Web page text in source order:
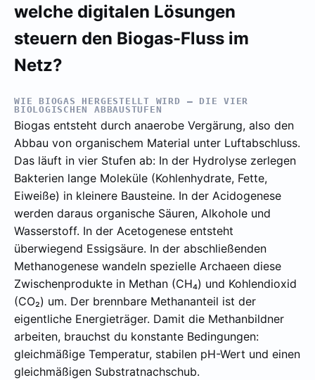
welche digitalen Lösungen
steuern den Biogas-Fluss im
Netz?
WIE BIOGAS HERGESTELLT WIRD – DIE VIER
BIOLOGISCHEN ABBAUSTUFEN
Biogas entsteht durch anaerobe Vergärung, also den
Abbau von organischem Material unter Luftabschluss.
Das läuft in vier Stufen ab: In der Hydrolyse zerlegen
Bakterien lange Moleküle (Kohlenhydrate, Fette,
Eiweiße) in kleinere Bausteine. In der Acidogenese
werden daraus organische Säuren, Alkohole und
Wasserstoff. In der Acetogenese entsteht
überwiegend Essigsäure. In der abschließenden
Methanogenese wandeln spezielle Archaeen diese
Zwischenprodukte in Methan (CH₄) und Kohlendioxid
(CO₂) um. Der brennbare Methananteil ist der
eigentliche Energieträger. Damit die Methanbildner
arbeiten, brauchst du konstante Bedingungen:
gleichmäßige Temperatur, stabilen pH-Wert und einen
gleichmäßigen Substratnachschub.